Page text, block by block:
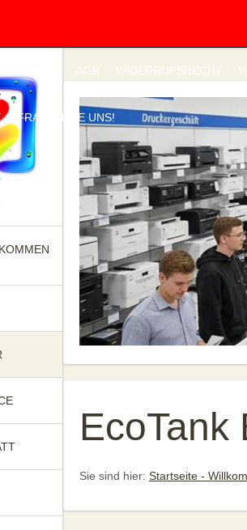
AGB WIDERRUFSRECHT
FRAGEN SIE UNS!
EcoTank
Sie sind hier: Startseite -